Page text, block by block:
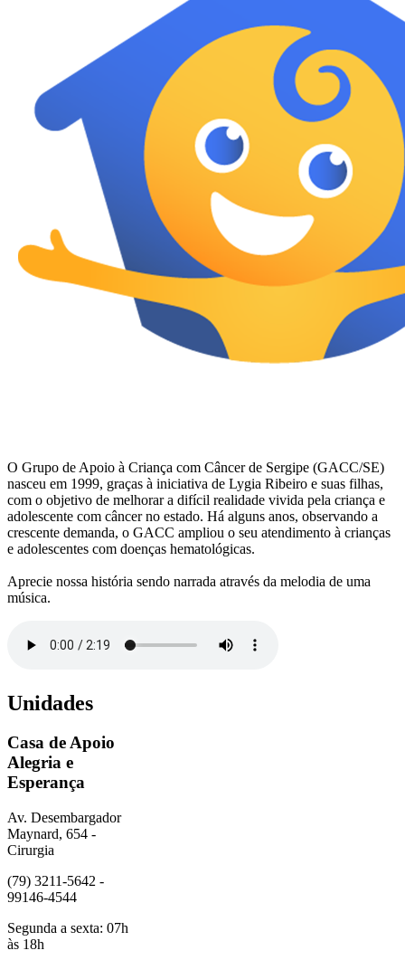
O Grupo de Apoio à Criança com Câncer de Sergipe (GACC/SE)
nasceu em 1999, graças à iniciativa de Lygia Ribeiro e suas filhas,
com o objetivo de melhorar a difícil realidade vivida pela criança e
adolescente com câncer no estado. Há alguns anos, observando a
crescente demanda, o GACC ampliou o seu atendimento à crianças
e adolescentes com doenças hematológicas.
Aprecie nossa história sendo narrada através da melodia de uma
música.
Unidades